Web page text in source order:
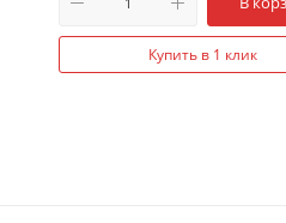
Купить в 1 клик